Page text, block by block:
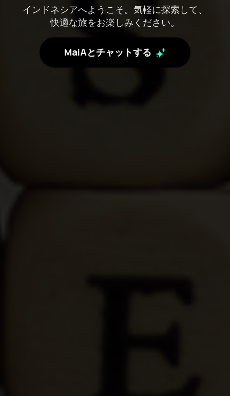
インドネシアへようこそ。気軽に探索して、
快適な旅をお楽しみください。
MaiAとチャットする